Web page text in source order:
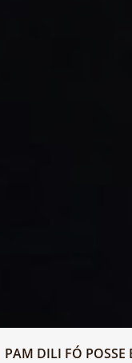
PAM DILI FÓ POSSE